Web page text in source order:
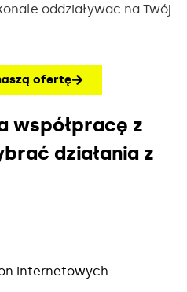
oddziaływac na Twój
ofertę
współpracę z
działania z
internetowych